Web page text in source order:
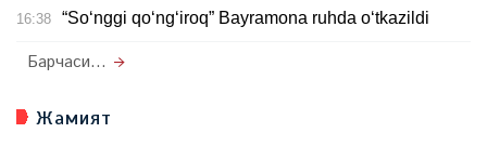
16:38 “So‘nggi qo‘ng‘iroq” Bayramona ruhda o‘tkazildi
Барчаси...
Жамият